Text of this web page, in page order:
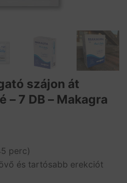
szájon át
– 7 DB – Makagra
perc)
és tartósabb erekciót